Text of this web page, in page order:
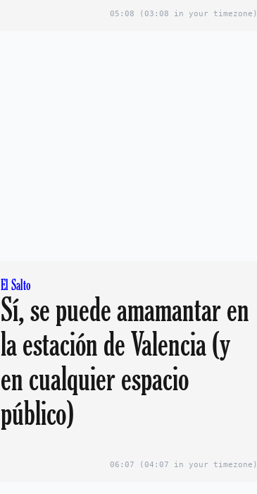
05:08 (03:08 in your timezone)
El Salto
Sí, se puede amamantar en
la estación de Valencia (y
en cualquier espacio
público)
06:07 (04:07 in your timezone)